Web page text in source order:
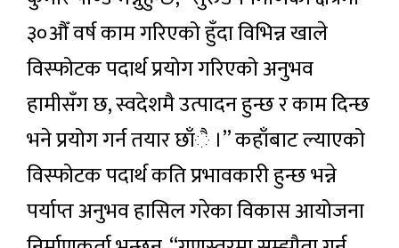
३०औँ वर्ष काम गरिएको हुँदा विभिन्न खाले
विस्फोटक पदार्थ प्रयोग गरिएको अनुभव
हामीसँग छ, स्वदेशमै उत्पादन हुन्छ र काम दिन्छ
भने प्रयोग गर्न तयार छाँै ।” कहाँबाट ल्याएको
विस्फोटक पदार्थ कति प्रभावकारी हुन्छ भन्ने
पर्याप्त अनुभव हासिल गरेका विकास आयोजना